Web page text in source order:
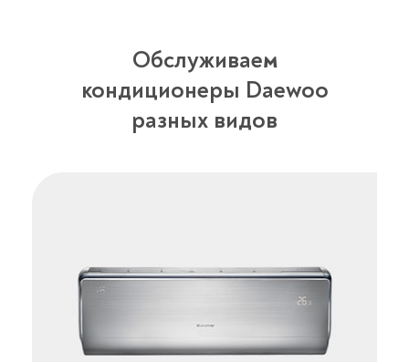
Обслуживаем
кондиционеры Daewoo
разных видов